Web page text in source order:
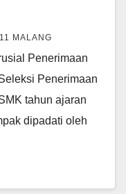
MALANG
Penerimaan
Penerimaan
tahun ajaran
dipadati oleh